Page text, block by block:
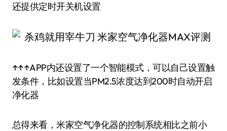
还提供定时开关机设置
↑↑↑APP内还设置了一个智能模式，可以自己设置触
发条件，比如设置当PM2.5浓度达到200时自动开启
净化器
总得来看，米家空气净化器的控制系统相比之前小